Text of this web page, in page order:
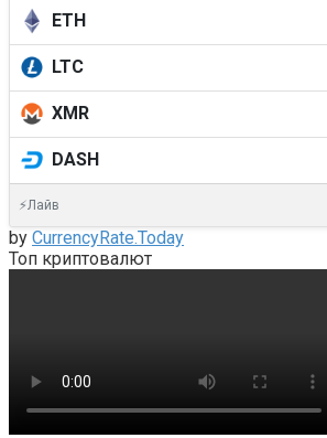
ETH
LTC
XMR
DASH
⚡Лайв
by CurrencyRate.Today
Топ криптовалют